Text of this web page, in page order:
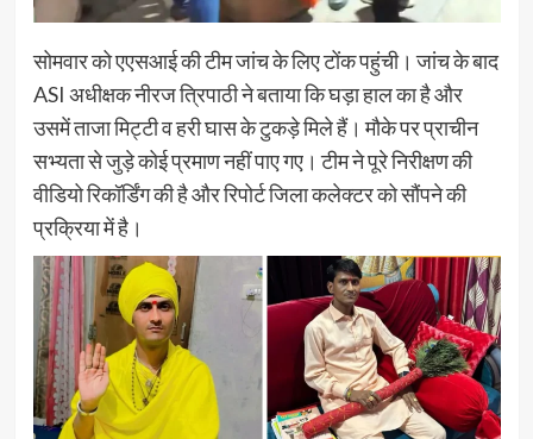
सोमवार को एएसआई की टीम जांच के लिए टोंक पहुंची। जांच के बाद
ASI अधीक्षक नीरज त्रिपाठी ने बताया कि घड़ा हाल का है और
उसमें ताजा मिट्टी व हरी घास के टुकड़े मिले हैं। मौके पर प्राचीन
सभ्यता से जुड़े कोई प्रमाण नहीं पाए गए। टीम ने पूरे निरीक्षण की
वीडियो रिकॉर्डिंग की है और रिपोर्ट जिला कलेक्टर को सौंपने की
प्रक्रिया में है।